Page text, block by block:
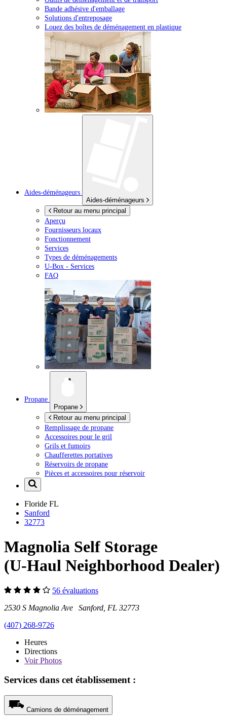
Bande adhésive d'emballage
Solutions d'entreposage
Louez des boîtes de déménagement en plastique
Aides-déménageurs
Aides-déménageurs
Retour au menu principal
Aperçu
Fournisseurs locaux
Fonctionnement
Services
Types de déménagements
U-Box - Services
FAQ
Propane
Propane
Retour au menu principal
Remplissage de propane
Accessoires pour le gril
Grils et fumoirs
Chaufferettes portatives
Réservoirs de propane
Pièces et accessoires pour réservoir
Floride FL
Sanford
32773
Magnolia Self Storage
(U-Haul Neighborhood Dealer)
56 évaluations
2530 S Magnolia Ave Sanford, FL 32773
(407) 268-9726
Heures
Directions
VoirPhotos
Services dans cet établissement :
Camions de déménagement